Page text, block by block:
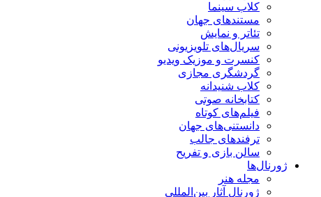
کلاب سینما
مستندهای جهان
تئاتر و نمایش
سریال‌های تلویزیونی
کنسرت و موزیک ویدیو
گردشگری مجازی
کلاب شنیدانه
کتابخانه صوتی
فیلم‌های کوتاه
دانستنی‌های جهان
ترفندهای جالب
سالن بازی و تفریح
ژورنال‌ها
مجله هنر
ژورنال آثار بین‌المللی